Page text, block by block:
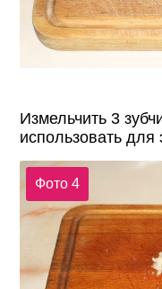
Измельчить 3
использовать для
Фото 4